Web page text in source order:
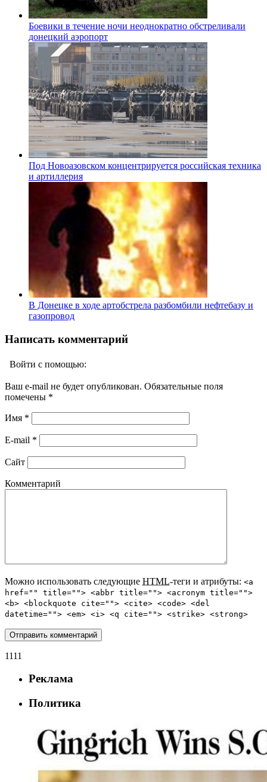
Боевики в течение ночи неоднократно обстреливали
донецкий аэропорт
Под Новоазовском концентрируется российская техника
и артиллерия
В Донецке в ходе артобстрела разбомбили нефтебазу и
газопровод
Написать комментарий
Войти с помощью:
Ваш e-mail не будет опубликован. Обязательные поля
помечены *
Имя *
E-mail *
Сайт
Комментарий
Можно использовать следующие HTML-теги и атрибуты: <a
href="" title=""> <abbr title=""> <acronym title="">
<b> <blockquote cite=""> <cite> <code> <del
datetime=""> <em> <i> <q cite=""> <strike> <strong>
1111
Реклама
Политика